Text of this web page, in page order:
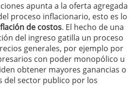
apunta a la oferta agregada
proceso inflacionario, esto es lo
de costos. El hecho de una
del ingreso gatilla un proceso
generales, por ejemplo por
con poder monopólico u
obtener mayores ganancias o
del sector publico por los